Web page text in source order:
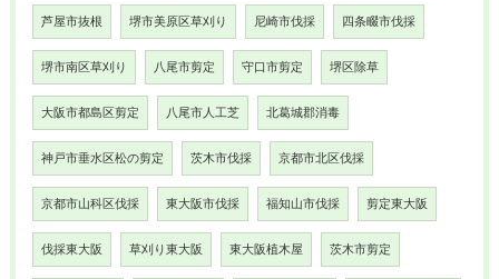
芦屋市抜根 堺市美原区草刈り 尼崎市伐採 四条畷市伐採
堺市南区草刈り 八尾市剪定 守口市剪定 堺区除草
大阪市都島区剪定 八尾市人工芝 北葛城郡消毒
神戸市垂水区松の剪定 茨木市伐採 京都市北区伐採
京都市山科区伐採 東大阪市伐採 福知山市伐採 剪定東大阪
伐採東大阪 草刈り東大阪 東大阪植木屋 茨木市剪定